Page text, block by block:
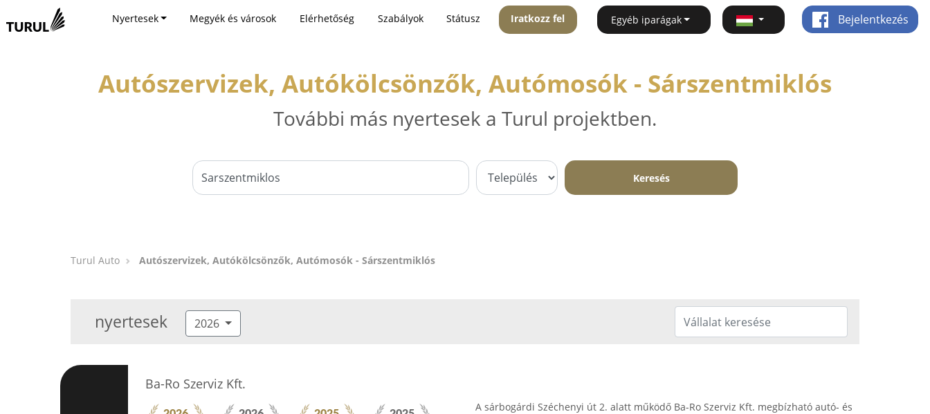
Nyertesek Megyék és városok Elérhetőség Szabályok Státusz Iratkozz fel Egyéb iparágak Bejelentkezés
Autószervizek, Autókölcsönzők, Autómosók - Sárszentmiklós
További más nyertesek a Turul projektben.
Keresés
Turul Auto Autószervizek, Autókölcsönzők, Autómosók - Sárszentmiklós
nyertesek 2026
Ba-Ro Szerviz Kft.
A sárbogárdi Széchenyi út 2. alatt működő Ba-Ro Szerviz Kft. megbízható autó- és